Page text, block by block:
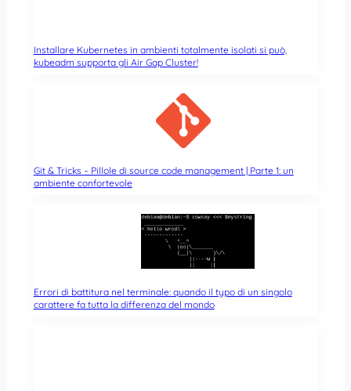
Installare Kubernetes in ambienti totalmente isolati si può,
kubeadm supporta gli Air Gap Cluster!
Git & Tricks – Pillole di source code management | Parte 1: un
ambiente confortevole
Errori di battitura nel terminale: quando il typo di un singolo
carattere fa tutta la differenza del mondo